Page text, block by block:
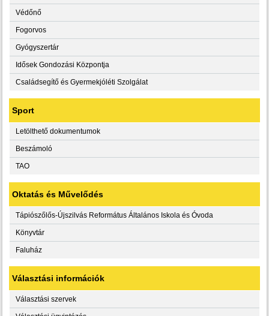
Védőnő
Fogorvos
Gyógyszertár
Idősek Gondozási Központja
Családsegítő és Gyermekjóléti Szolgálat
Sport
Letölthető dokumentumok
Beszámoló
TAO
Oktatás és Művelődés
Tápiószőlős-Újszilvás Református Általános Iskola és Óvoda
Könyvtár
Faluház
Választási információk
Választási szervek